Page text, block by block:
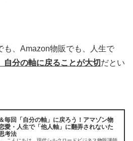
も、Amazon物販でも、人生で
自分の軸に戻ることが大切 だとい
毎回「自分の軸」に戻ろう！アマゾン物
愛・人生で「他人軸」に翻弄されないた
考法